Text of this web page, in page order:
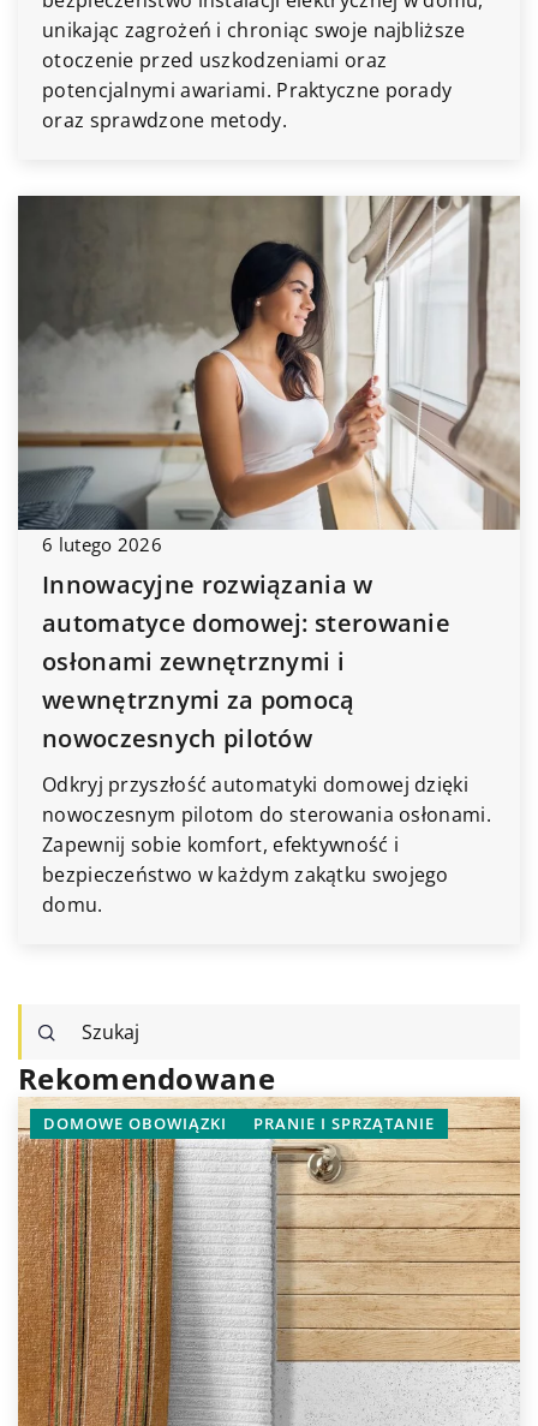
unikając zagrożeń i chroniąc swoje najbliższe
otoczenie przed uszkodzeniami oraz
potencjalnymi awariami. Praktyczne porady
oraz sprawdzone metody.
6 lutego 2026
Innowacyjne rozwiązania w
automatyce domowej: sterowanie
osłonami zewnętrznymi i
wewnętrznymi za pomocą
nowoczesnych pilotów
Odkryj przyszłość automatyki domowej dzięki
nowoczesnym pilotom do sterowania osłonami.
Zapewnij sobie komfort, efektywność i
bezpieczeństwo w każdym zakątku swojego
domu.
Rekomendowane
PRZECHOWYWANIE I ORGANIZACJA PRZESTRZENI W
DOMU
ROZWIĄZANIA DO MAŁYCH PRZESTRZENI